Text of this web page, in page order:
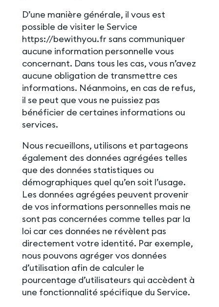
D’une manière générale, il vous est
possible de visiter le Service
https://bewithyou.fr sans communiquer
aucune information personnelle vous
concernant. Dans tous les cas, vous n’avez
aucune obligation de transmettre ces
informations. Néanmoins, en cas de refus,
il se peut que vous ne puissiez pas
bénéficier de certaines informations ou
services.
Nous recueillons, utilisons et partageons
également des données agrégées telles
que des données statistiques ou
démographiques quel qu’en soit l’usage.
Les données agrégées peuvent provenir
de vos informations personnelles mais ne
sont pas concernées comme telles par la
loi car ces données ne révèlent pas
directement votre identité. Par exemple,
nous pouvons agréger vos données
d’utilisation afin de calculer le
pourcentage d’utilisateurs qui accèdent à
une fonctionnalité spécifique du Service.